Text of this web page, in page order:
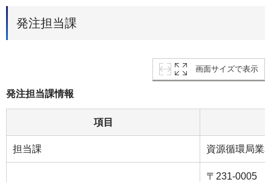
発注担当課
画面サイズで表示
発注担当課情報
項目
担当課 資源循環局業
〒231-0005